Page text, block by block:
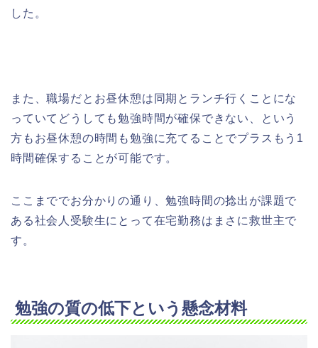
した。
また、職場だとお昼休憩は同期とランチ行くことにな
っていてどうしても勉強時間が確保できない、という
方もお昼休憩の時間も勉強に充てることでプラスもう1
時間確保することが可能です。
ここまででお分かりの通り、勉強時間の捻出が課題で
ある社会人受験生にとって在宅勤務はまさに救世主で
す。
勉強の質の低下という懸念材料